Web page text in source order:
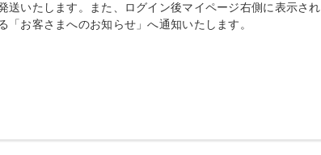
送いたします。また、ログイン後マイページ右側に表示され
「お客さまへのお知らせ」へ通知いたします。